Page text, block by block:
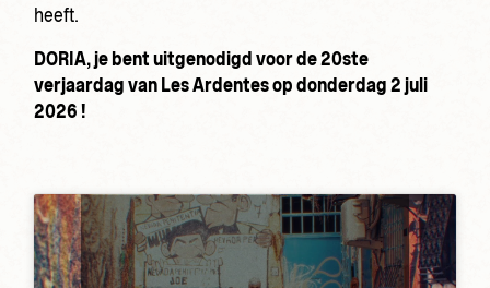
heeft.
DORIA, je bent uitgenodigd voor de 20ste
verjaardag van Les Ardentes op donderdag 2 juli
2026 !